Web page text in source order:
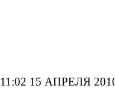
11:02 15 АПРЕЛЯ